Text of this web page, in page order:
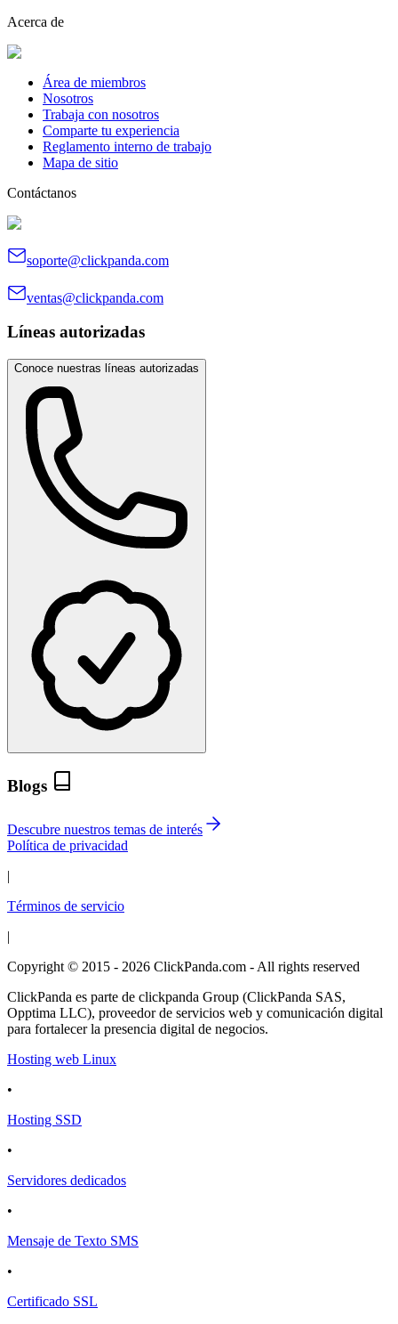
Acerca de
Área de miembros
Nosotros
Trabaja con nosotros
Comparte tu experiencia
Reglamento interno de trabajo
Mapa de sitio
Contáctanos
soporte@clickpanda.com
ventas@clickpanda.com
Líneas autorizadas
Conoce nuestras líneas autorizadas
Blogs
Descubre nuestros temas de interés
Política de privacidad
|
Términos de servicio
|
Copyright © 2015 - 2026 ClickPanda.com - All rights reserved
ClickPanda es parte de clickpanda Group (ClickPanda SAS,
Opptima LLC), proveedor de servicios web y comunicación digital
para fortalecer la presencia digital de negocios.
Hosting web Linux
•
Hosting SSD
•
Servidores dedicados
•
Mensaje de Texto SMS
•
Certificado SSL